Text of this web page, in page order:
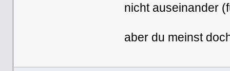
nicht auseinander
aber du meinst